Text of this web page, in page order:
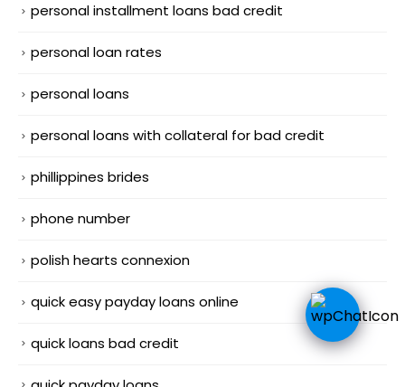
personal installment loans bad credit
personal loan rates
personal loans
personal loans with collateral for bad credit
phillippines brides
phone number
polish hearts connexion
quick easy payday loans online
quick loans bad credit